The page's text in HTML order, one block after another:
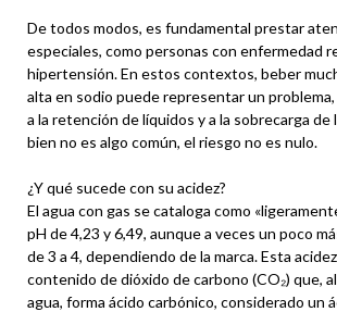
De todos modos, es fundamental prestar
especiales, como personas con enfermedad
hipertensión. En estos contextos, beber
alta en sodio puede representar un
a la retención de líquidos y a la sobrecarga de
bien no es algo común, el riesgo no es nulo.
¿Y qué sucede con su acidez?
El agua con gas se cataloga como
pH de 4,23 y 6,49, aunque a veces un poco
de 3 a 4, dependiendo de la marca. Esta
contenido de dióxido de carbono (CO₂) que,
agua, forma ácido carbónico, considerado un